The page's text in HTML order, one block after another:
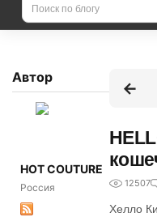
Автор
HOT COUTURE
Россия 12507
Хелло